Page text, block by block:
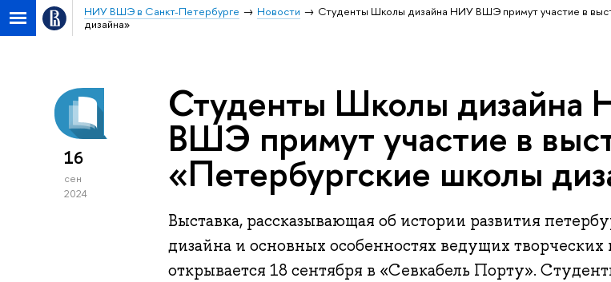
НИУ ВШЭ в Санкт-Петербурге Новости
Студенты Школы дизайна НИУ ВШЭ примут участие в
дизайна»
16
сен
2024
Студенты Школы дизайна
ВШЭ примут участие в
«Петербургские школы
Выставка, рассказывающая об истории развития
дизайна и основных особенностях ведущих творческих
открывается 18 сентября в «Севкабель Порту».